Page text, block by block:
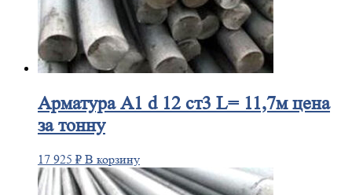
АрматураА1 d 12 ст3 L= 11,7м цена
за тонну
17 925 ₽ В корзину